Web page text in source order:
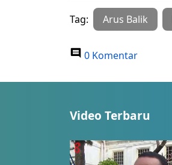
Tag: Arus Balik
0 Komentar
Video Terbaru